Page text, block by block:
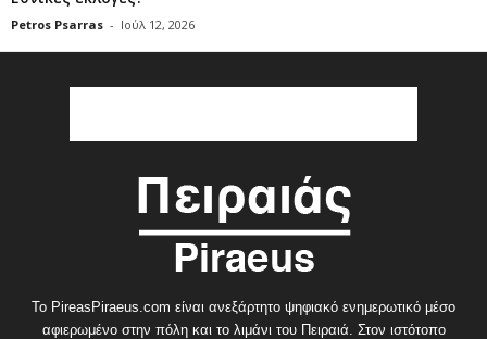
Petros Psarras - Ιούλ 12, 2026
Το PireasPiraeus.com είναι ανεξάρτητο ψηφιακό ενημερωτικό μέσο
αφιερωμένο στην πόλη και το λιμάνι του Πειραιά. Στον ιστότοπο